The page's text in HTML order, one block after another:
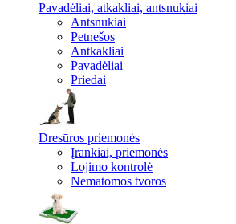
Pavadėliai, atkakliai, antsnukiai
Antsnukiai
Petnešos
Antkakliai
Pavadėliai
Priedai
Dresūros priemonės
Įrankiai, priemonės
Lojimo kontrolė
Nematomos tvoros